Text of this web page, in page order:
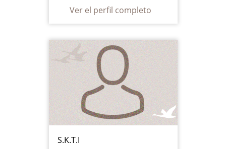
Ver el perfil completo
S.K.T.I